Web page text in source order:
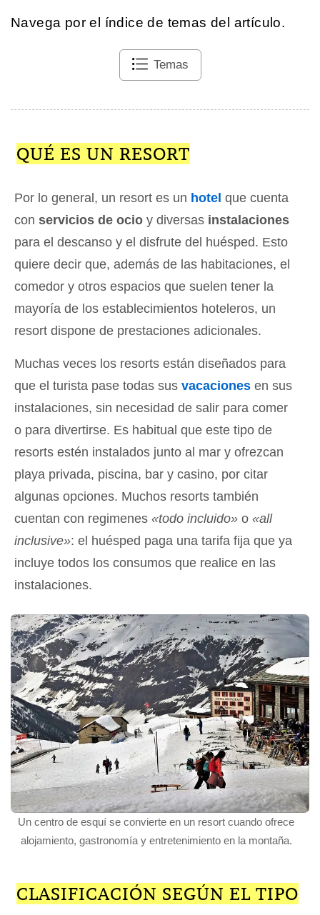
Navega por el índice de temas del artículo.
Temas
QUÉ ES UN RESORT
Por lo general, un resort es un hotel que cuenta
con servicios de ocio y diversas instalaciones
para el descanso y el disfrute del huésped. Esto
quiere decir que, además de las habitaciones, el
comedor y otros espacios que suelen tener la
mayoría de los establecimientos hoteleros, un
resort dispone de prestaciones adicionales.
Muchas veces los resorts están diseñados para
que el turista pase todas sus vacaciones en sus
instalaciones, sin necesidad de salir para comer
o para divertirse. Es habitual que este tipo de
resorts estén instalados junto al mar y ofrezcan
playa privada, piscina, bar y casino, por citar
algunas opciones. Muchos resorts también
cuentan con regimenes «todo incluido» o «all
inclusive»: el huésped paga una tarifa fija que ya
incluye todos los consumos que realice en las
instalaciones.
Un centro de esquí se convierte en un resort cuando ofrece
alojamiento, gastronomía y entretenimiento en la montaña.
CLASIFICACIÓN SEGÚN EL TIPO